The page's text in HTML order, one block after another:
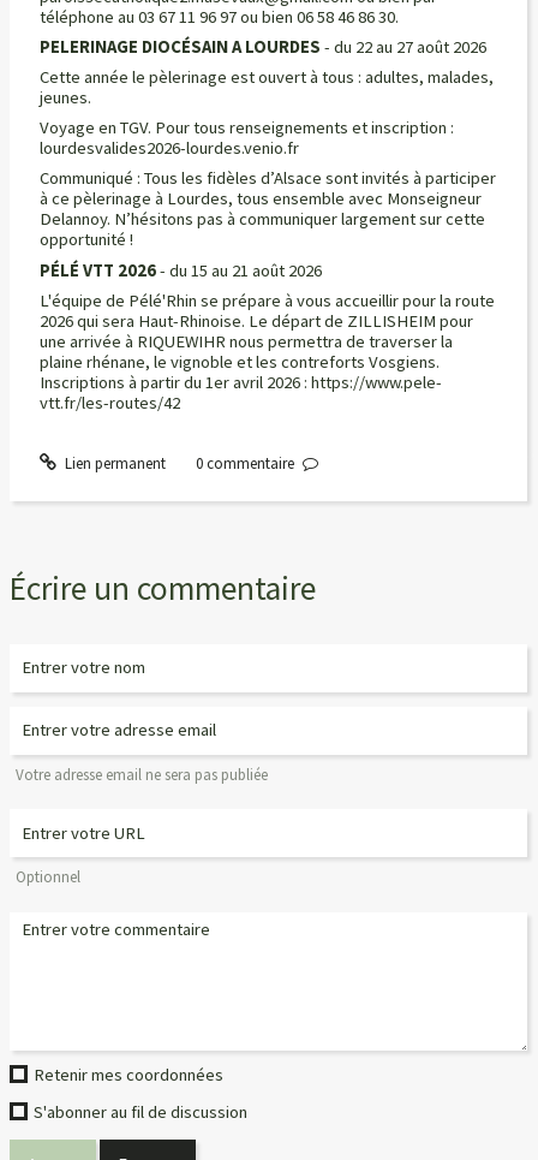
téléphone au 03 67 11 96 97 ou bien 06 58 46 86 30.
PELERINAGE DIOCÉSAIN A LOURDES - du 22 au 27 août 2026
Cette année le pèlerinage est ouvert à tous : adultes, malades,
jeunes.
Voyage en TGV. Pour tous renseignements et inscription :
lourdesvalides2026-lourdes.venio.fr
Communiqué : Tous les fidèles d’Alsace sont invités à participer
à ce pèlerinage à Lourdes, tous ensemble avec Monseigneur
Delannoy. N’hésitons pas à communiquer largement sur cette
opportunité !
PÉLÉ VTT 2026- du 15 au 21 août 2026
L'équipe de Pélé'Rhin se prépare à vous accueillir pour la route
2026 qui sera Haut-Rhinoise. Le départ de ZILLISHEIM pour
une arrivée à RIQUEWIHR nous permettra de traverser la
plaine rhénane, le vignoble et les contreforts Vosgiens.
Inscriptions à partir du 1er avril 2026 : https://www.pele-
vtt.fr/les-routes/42
Lien permanent 0commentaire
Écrire un commentaire
Votre adresse email ne sera pas publiée
Optionnel
Retenir mes coordonnées
S'abonner au fil de discussion